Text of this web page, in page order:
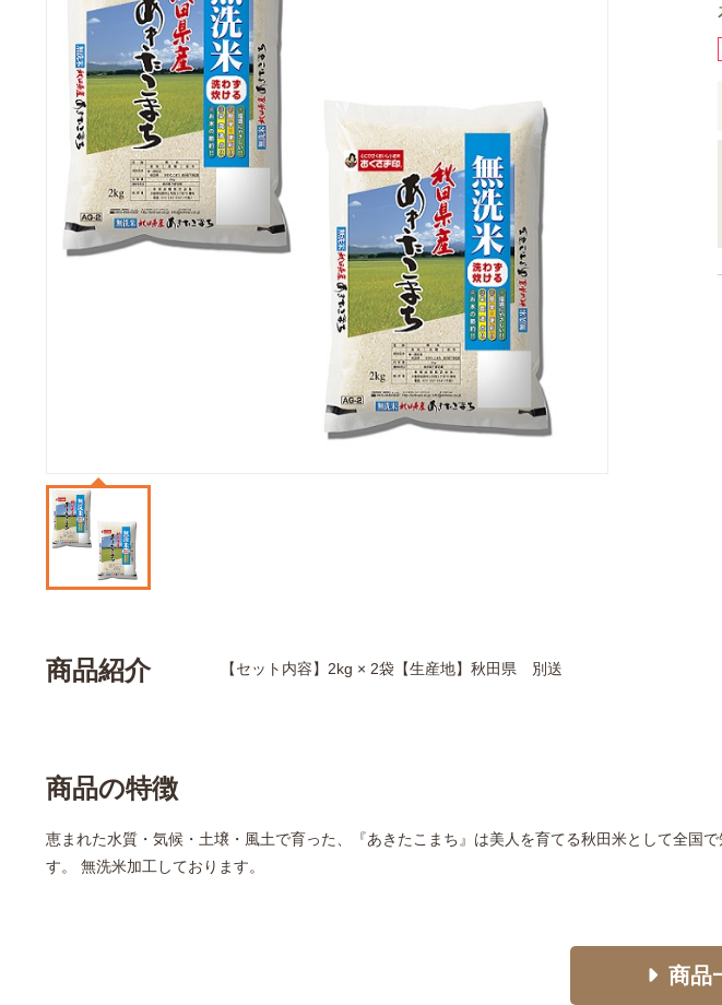
商品紹介 【セット内容】2kg × 2袋【生産地】秋田県 別送
商品の特徴
恵まれた水質・気候・土壌・風土で育った、『あきたこまち』は美人を育てる秋田米として全
す。 無洗米加工しております。
商品